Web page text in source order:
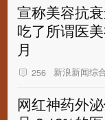
宣称美容抗
吃了所谓医
月
256 新浪新闻综
网红神药外